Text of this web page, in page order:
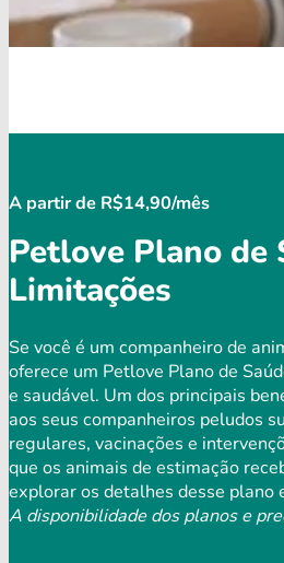
A partir de R$14,90/mês
Petlove Plano de
Limitações
Se você é um companheiro de
oferece um Petlove Plano de
e saudável. Um dos principais
aos seus companheiros peludos
regulares, vacinações e
que os animais de estimação
explorar os detalhes desse plano
A disponibilidade dos planos e